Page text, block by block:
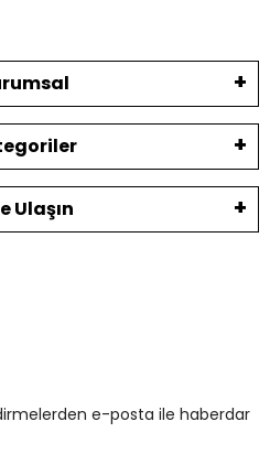
Ulaşın
e-posta ile haberdar